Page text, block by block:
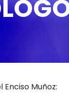
Enciso Muñoz: